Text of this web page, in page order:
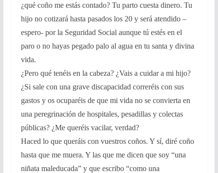
¿qué coño me estás contado? Tu parto cuesta dinero. Tu
hijo no cotizará hasta pasados los 20 y será atendido –
espero- por la Seguridad Social aunque tú estés en el
paro o no hayas pegado palo al agua en tu santa y divina
vida.
¿Pero qué tenéis en la cabeza? ¿Vais a cuidar a mi hijo?
¿Si sale con una grave discapacidad correréis con sus
gastos y os ocuparéis de que mi vida no se convierta en
una peregrinación de hospitales, pesadillas y colectas
públicas? ¿Me queréis vacilar, verdad?
Haced lo que queráis con vuestros coños. Y sí, diré coño
hasta que me muera. Y las que me dicen que soy “una
niñata maleducada” y que escribo “como una